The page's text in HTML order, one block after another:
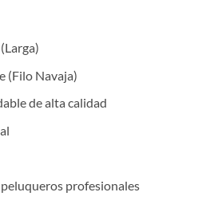
(Filo Navaja)
de alta calidad
profesionales